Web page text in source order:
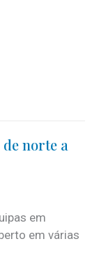
de norte a
em
em várias